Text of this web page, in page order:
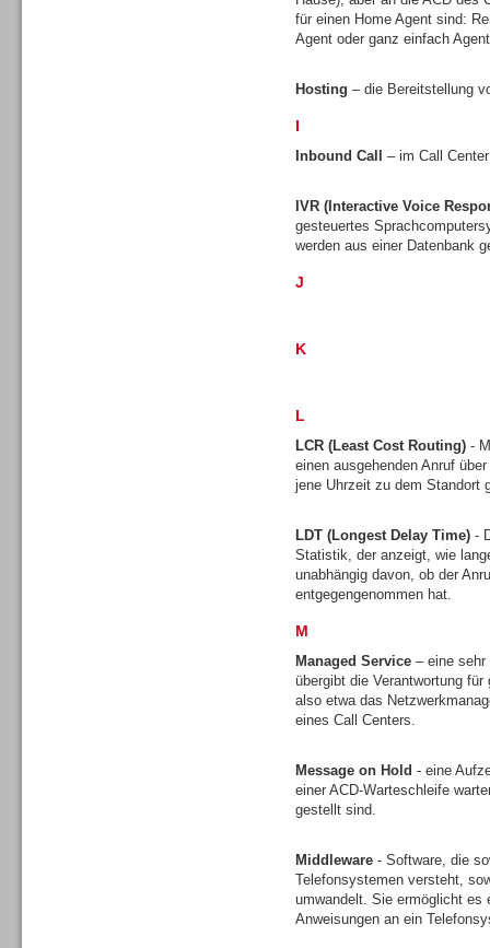
für einen Home Agent sind:
Agent oder ganz einfach
Hosting – die Bereitstellung
I
Inbound Call – im Call
IVR (Interactive Voice
gesteuertes
werden aus einer Datenbank
J
K
L
LCR (Least Cost Routing) -
einen ausgehenden Anruf
jene Uhrzeit zu dem Standort
LDT (Longest Delay Time) -
Statistik, der anzeigt, wie
unabhängig davon, ob der
entgegengenommen hat.
M
Managed Service – eine sehr
übergibt die Verantwortung
also etwa das
eines Call Centers.
Message on Hold - eine
einer ACD-Warteschleife
gestellt sind.
Middleware - Software, die
Telefonsystemen versteht,
umwandelt. Sie ermöglicht es
Anweisungen an ein